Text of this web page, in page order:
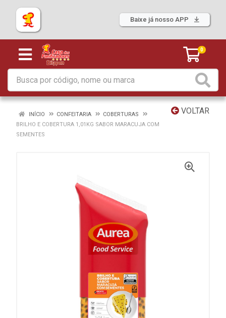
Baixe já nosso APP
0
VOLTAR
INÍCIO CONFEITARIA
COBERTURAS
BRILHO E COBERTURA 1,01KG SABOR MARACUJA COM
SEMENTES